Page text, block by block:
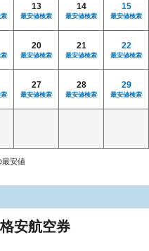
13
最安値検索
14
最安値検索
15
最安値検索
20
最安値検索
21
最安値検索
22
最安値検索
27
最安値検索
28
最安値検索
29
最安値検索
最安値
安航空券